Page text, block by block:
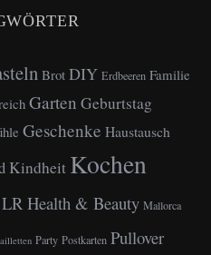
Brot DIY Erdbeeren Familie
Garten Geburtstag
Geschenke Haustausch
Kindheit Kochen
LR Health & Beauty Mallorca
Party Postkarten Pullover